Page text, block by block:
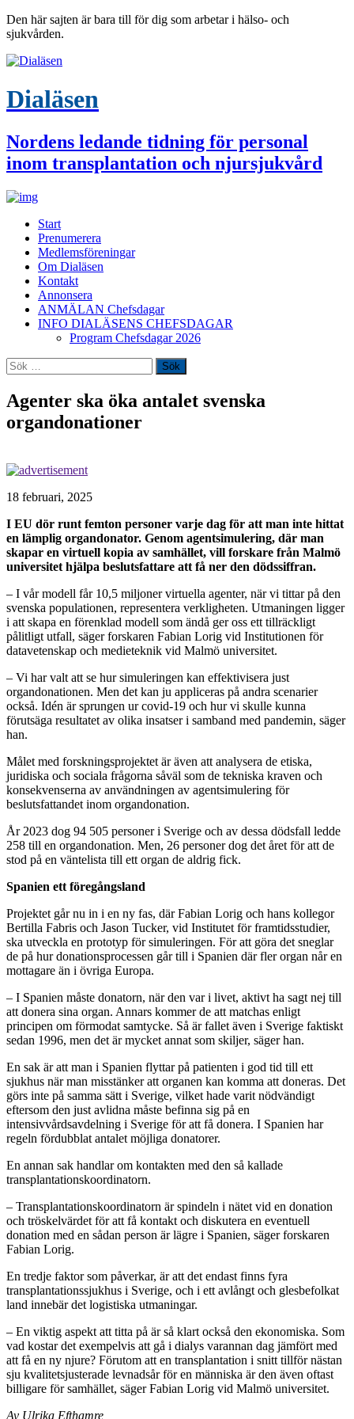
Den här sajten är bara till för dig som arbetar i hälso- och
sjukvården.
Dialäsen
Nordens ledande tidning för personal
inom transplantation och njursjukvård
Start
Prenumerera
Medlemsföreningar
Om Dialäsen
Kontakt
Annonsera
ANMÄLAN Chefsdagar
INFO DIALÄSENS CHEFSDAGAR
Program Chefsdagar 2026
Sök
efter:
Agenter ska öka antalet svenska
organdonationer
18 februari, 2025
I EU dör runt femton personer varje dag för att man inte hittat
en lämplig organdonator. Genom agentsimulering, där man
skapar en virtuell kopia av samhället, vill forskare från Malmö
universitet hjälpa beslutsfattare att få ner den dödssiffran.
– I vår modell får 10,5 miljoner virtuella agenter, när vi tittar på den
svenska populationen, representera verkligheten. Utmaningen ligger
i att skapa en förenklad modell som ändå ger oss ett tillräckligt
pålitligt utfall, säger forskaren Fabian Lorig vid Institutionen för
datavetenskap och medieteknik vid Malmö universitet.
– Vi har valt att se hur simuleringen kan effektivisera just
organdonationen. Men det kan ju appliceras på andra scenarier
också. Idén är sprungen ur covid-19 och hur vi skulle kunna
förutsäga resultatet av olika insatser i samband med pandemin, säger
han.
Målet med forskningsprojektet är även att analysera de etiska,
juridiska och sociala frågorna såväl som de tekniska kraven och
konsekvenserna av användningen av agentsimulering för
beslutsfattandet inom organdonation.
År 2023 dog 94 505 personer i Sverige och av dessa dödsfall ledde
258 till en organdonation. Men, 26 personer dog det året för att de
stod på en väntelista till ett organ de aldrig fick.
Spanien ett föregångsland
Projektet går nu in i en ny fas, där Fabian Lorig och hans kollegor
Bertilla Fabris och Jason Tucker, vid Institutet för framtidsstudier,
ska utveckla en prototyp för simuleringen. För att göra det sneglar
de på hur donationsprocessen går till i Spanien där fler organ når en
mottagare än i övriga Europa.
– I Spanien måste donatorn, när den var i livet, aktivt ha sagt nej till
att donera sina organ. Annars kommer de att matchas enligt
principen om förmodat samtycke. Så är fallet även i Sverige faktiskt
sedan 1996, men det är mycket annat som skiljer, säger han.
En sak är att man i Spanien flyttar på patienten i god tid till ett
sjukhus när man misstänker att organen kan komma att doneras. Det
görs inte på samma sätt i Sverige, vilket hade varit nödvändigt
eftersom den just avlidna måste befinna sig på en
intensivvårdsavdelning i Sverige för att få donera. I Spanien har
regeln fördubblat antalet möjliga donatorer.
En annan sak handlar om kontakten med den så kallade
transplantationskoordinatorn.
– Transplantationskoordinatorn är spindeln i nätet vid en donation
och tröskelvärdet för att få kontakt och diskutera en eventuell
donation med en sådan person är lägre i Spanien, säger forskaren
Fabian Lorig.
En tredje faktor som påverkar, är att det endast finns fyra
transplantationssjukhus i Sverige, och i ett avlångt och glesbefolkat
land innebär det logistiska utmaningar.
– En viktig aspekt att titta på är så klart också den ekonomiska. Som
vad kostar det exempelvis att gå i dialys varannan dag jämfört med
att få en ny njure? Förutom att en transplantation i snitt tillför nästan
sju kvalitetsjusterade levnadsår för en människa är den även oftast
billigare för samhället, säger Fabian Lorig vid Malmö universitet.
Av Ulrika Efthamre